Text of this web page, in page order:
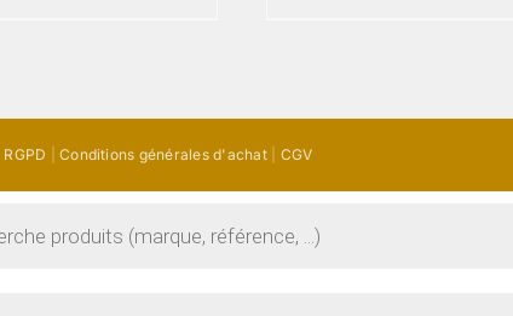
RGPD |Conditions générales d'achat| CGV